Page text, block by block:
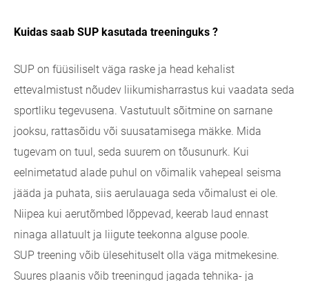
Kuidas saab SUP kasutada treeninguks ?
SUP on füüsiliselt väga raske ja head kehalist
ettevalmistust nõudev liikumisharrastus kui vaadata seda
sportliku tegevusena. Vastutuult sõitmine on sarnane
jooksu, rattasõidu või suusatamisega mäkke. Mida
tugevam on tuul, seda suurem on tõusunurk. Kui
eelnimetatud alade puhul on võimalik vahepeal seisma
jääda ja puhata, siis aerulauaga seda võimalust ei ole.
Niipea kui aerutõmbed lõppevad, keerab laud ennast
ninaga allatuult ja liigute teekonna alguse poole.
SUP treening võib ülesehituselt olla väga mitmekesine.
Suures plaanis võib treeningud jagada tehnika- ja